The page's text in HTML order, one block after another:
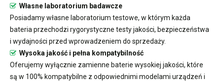
Własne laboratorium badawcze
Posiadamy własne laboratorium testowe, w którym każda
bateria przechodzi rygorystyczne testy jakości, bezpieczeństwa
i wydajności przed wprowadzeniem do sprzedaży.
Wysoka jakość i pełna kompatybilność
Oferujemy wyłącznie zamienne baterie wysokiej jakości, które
są w 100% kompatybilne z odpowiednimi modelami urządzeń i